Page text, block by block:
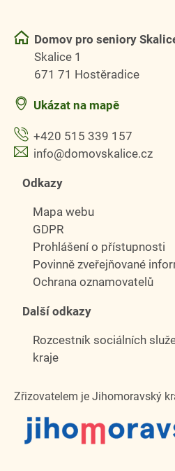
Domov pro seniory
Skalice 1
671 71 Hostěradice
Ukázat na mapě
+420 515 339 157
info@domovskalice.cz
Odkazy
Mapa webu
GDPR
Prohlášení o přístupnosti
Povinně zveřejňované
Ochrana oznamovatelů
Další odkazy
Rozcestník sociálních
kraje
Zřizovatelem je Jihomoravský